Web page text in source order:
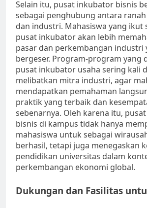
Selain itu, pusat inkubator bisnis
sebagai penghubung antara
dan industri. Mahasiswa yang ikut
pusat inkubator akan lebih
pasar dan perkembangan industri
bergeser. Program-program yang
pusat inkubator usaha sering kali
melibatkan mitra industri, agar
mendapatkan pemahaman
praktik yang terbaik dan
sebenarnya. Oleh karena itu,
bisnis di kampus tidak hanya
mahasiswa untuk sebagai
berhasil, tetapi juga menegaskan
pendidikan universitas dalam
perkembangan ekonomi global.
Dukungan dan Fasilitas